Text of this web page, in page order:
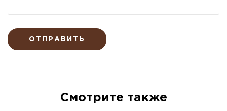
ОТПРАВИТЬ
Смотрите также